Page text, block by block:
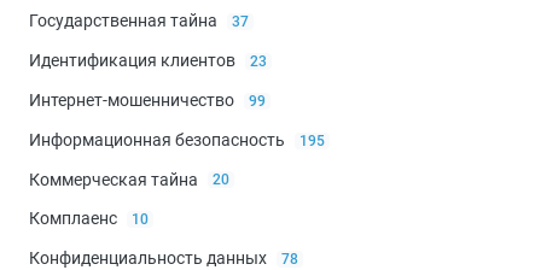
Государственная тайна 37
Идентификация клиентов 23
Интернет-мошенничество 99
Информационная безопасность 195
Коммерческая тайна 20
Комплаенс 10
Конфиденциальность данных 78